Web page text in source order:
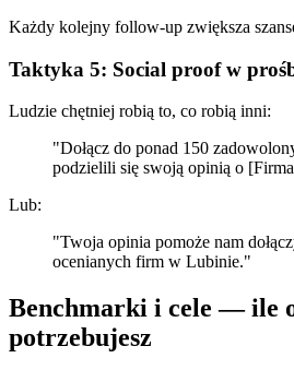
Każdy kolejny follow-up zwiększa
Taktyka 5: Social proof w
Ludzie chętniej robią to, co robią inni:
"Dołącz do ponad 150
podzielili się swoją opinią o
Lub:
"Twoja opinia pomoże nam
ocenianych firm w Lubinie."
Benchmarki i cele — ile
potrzebujesz